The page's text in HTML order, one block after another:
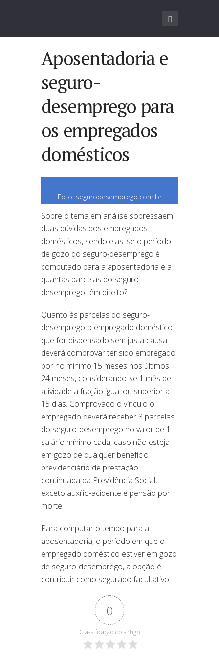
Aposentadoria e
seguro-
desemprego para
os empregados
domésticos
Foto: segurodesemprego.com.br
Sobre o tema em análise sobressaem
duas dúvidas dos empregados
domésticos, sendo elas: se o período
de gozo do seguro-desemprego é
computado para a aposentadoria e a
quantas parcelas do seguro-
desemprego têm direito?
Quanto às parcelas do seguro-
desemprego o empregado doméstico
que for dispensado sem justa causa
deverá comprovar ter sido empregado
por no mínimo 15 meses nos últimos
24 meses, considerando-se 1 mês de
atividade a fração igual ou superior a
15 dias. Comprovado o vínculo o
empregado deverá receber 3 parcelas
do seguro-desemprego no valor de 1
salário mínimo cada, caso não esteja
em gozo de qualquer benefício
previdenciário de prestação
continuada da Previdência Social,
exceto auxílio-acidente e pensão por
morte.
Para computar o tempo para a
aposentadoria, o período em que o
empregado doméstico estiver em gozo
de seguro-desemprego, a opção é
contribuir como segurado facultativo.
0
Classificação do artigo